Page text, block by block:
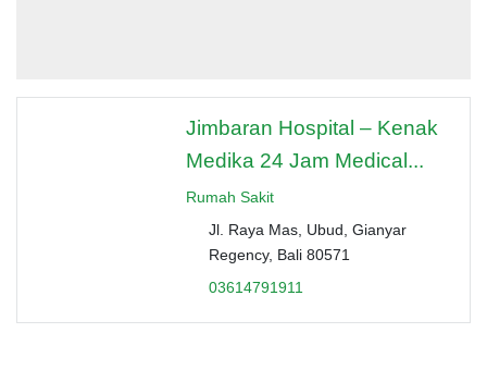
Jimbaran Hospital – Kenak
Medika 24 Jam Medical...
Rumah Sakit
Jl. Raya Mas, Ubud, Gianyar
Regency, Bali 80571
03614791911